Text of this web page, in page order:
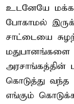
உடனேயே
போகாமல்
சாட்டையை
மதுபானங்களை
அரசாங்கத்தின்
கொடுத்து வந்த
எங்கும்